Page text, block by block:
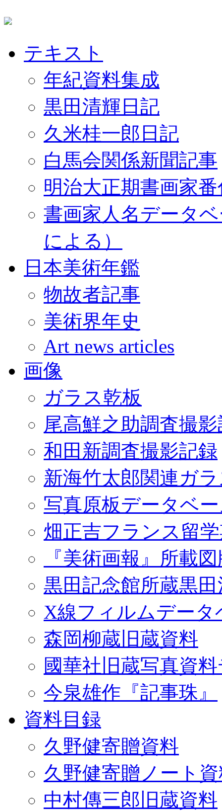
テキスト
年紀資料集成
黒田清輝日記
久米桂一郎日記
白馬会関係新聞記事
明治大正期書画家
書画家人名データ
による）
日本美術年鑑
物故者記事
美術界年史
Art news articles
画像
ガラス乾板
尾高鮮之助調査撮
和田新調査撮影記録
新海竹太郎関連ガ
写真原板データベ
畑正吉フランス留
『美術画報』所載
黒田記念館所蔵黒
X線フィルムデータ
森岡柳蔵旧蔵資料
國華社旧蔵写真資
今泉雄作『記事珠』
資料目録
久野健寄贈資料
久野健寄贈ノート
中村傳三郎旧蔵資料